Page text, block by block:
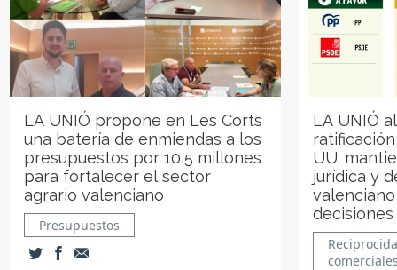
LA UNIÓ propone en Les Corts
una batería de enmiendas a los
presupuestos por 10,5 millones
para fortalecer el sector
agrario valenciano
Presupuestos
LA UNIÓ
UU.
jurídica y